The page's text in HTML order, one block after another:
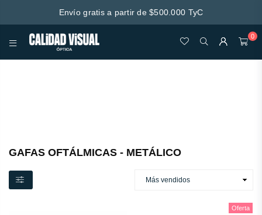
Envío gratis a partir de $500.000 TyC
CALIDAD
0
GAFAS OFTÁLMICAS - METÁLICO
Oferta